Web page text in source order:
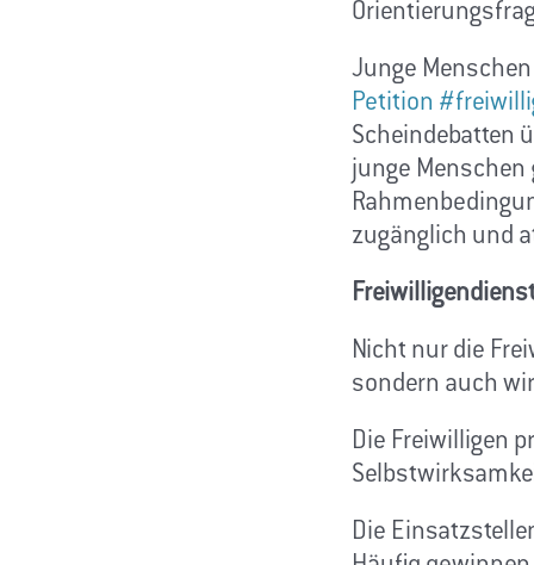
Junge
Petition
Scheindebatten
junge Menschen
zugänglich und
Nicht nur die
sondern auch
Die Freiwilligen
Die